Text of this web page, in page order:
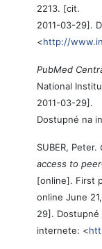
2213. [cit.
2011-03-29].
<http://
PubMed
National
2011-03-29].
Dostupné na
SUBER, Peter.
access to
[online]. First
online June
29]. Dostupné
internete: <